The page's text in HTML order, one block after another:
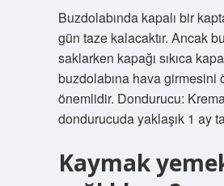
Buzdolabında kapalı bir
gün taze kalacaktır. Ancak
saklarken kapağı sıkıca
buzdolabına hava girmesini
önemlidir. Dondurucu:
dondurucuda yaklaşık 1 ay
Kaymak